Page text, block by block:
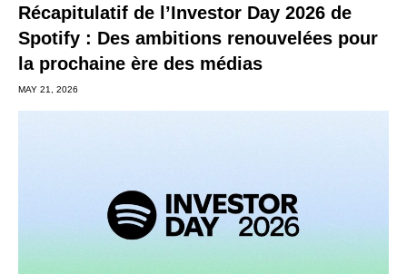
Récapitulatif de l’Investor Day 2026 de
Spotify : Des ambitions renouvelées pour
la prochaine ère des médias
MAY 21, 2026